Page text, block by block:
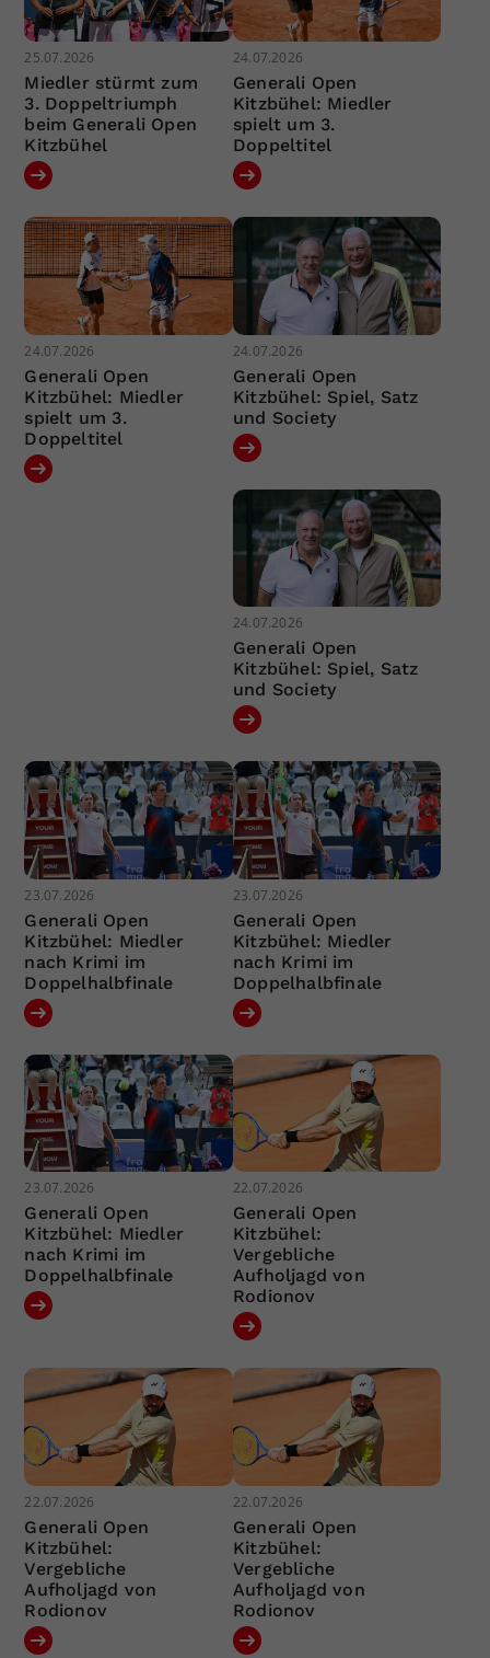
25.07.2026
Miedler stürmt zum
3. Doppeltriumph
beim Generali Open
Kitzbühel
24.07.2026
Generali Open
Kitzbühel: Miedler
spielt um 3.
Doppeltitel
24.07.2026
Generali Open
Kitzbühel: Miedler
spielt um 3.
Doppeltitel
24.07.2026
Generali Open
Kitzbühel: Spiel, Satz
und Society
24.07.2026
Generali Open
Kitzbühel: Spiel, Satz
und Society
23.07.2026
Generali Open
Kitzbühel: Miedler
nach Krimi im
Doppelhalbfinale
23.07.2026
Generali Open
Kitzbühel: Miedler
nach Krimi im
Doppelhalbfinale
23.07.2026
Generali Open
Kitzbühel: Miedler
nach Krimi im
Doppelhalbfinale
22.07.2026
Generali Open
Kitzbühel:
Vergebliche
Aufholjagd von
Rodionov
22.07.2026
Generali Open
Kitzbühel:
Vergebliche
Aufholjagd von
Rodionov
22.07.2026
Generali Open
Kitzbühel:
Vergebliche
Aufholjagd von
Rodionov